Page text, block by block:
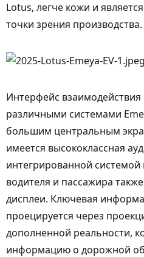
Lotus, легче кожи и
точки зрения производства.
Интерфейс
различными системами
большим центральным
имеется высококлассная
интегрированной
водителя и пассажира
дисплеи. Ключевая
проецируется через
дополненной реальности,
информацию о дорожной